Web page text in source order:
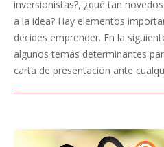
inversionistas?, ¿qué tan
a la idea? Hay elementos
decides emprender. En la
algunos temas determinantes
carta de presentación ante